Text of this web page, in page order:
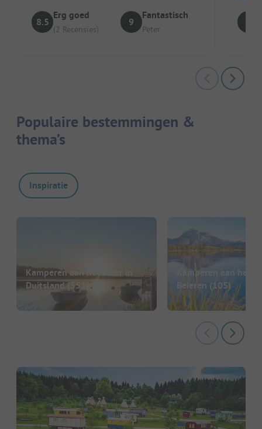
8.5
Erg goed
(2 Recensies)
9
Fantastisch
Peter
Populaire bestemmingen &
thema’s
Inspiratie
Kamperen aan het meer in
Duitsland(551)
Kamperen aan het
Beieren(105)